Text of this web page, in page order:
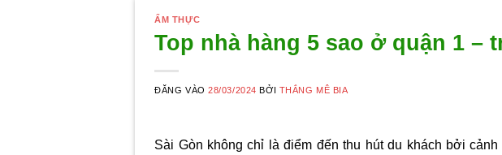
ẨM THỰC
Top nhà hàng 5 sao ở quận 1 –
ĐĂNG VÀO28/03/2024 BỞI THẮNG MÊ BIA
Sài Gòn không chỉ là điểm đến thu hút du khách bởi